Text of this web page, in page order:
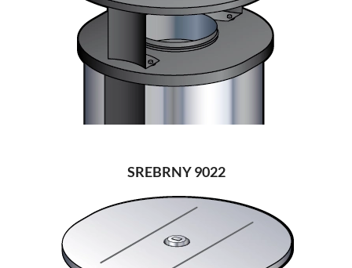
SREBRNY 9022